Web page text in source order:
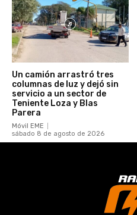
Un camión arrastró tres
columnas de luz y dejó sin
servicio a un sector de
Teniente Loza y Blas
Parera
Móvil EME
sábado 8 de agosto de 2026